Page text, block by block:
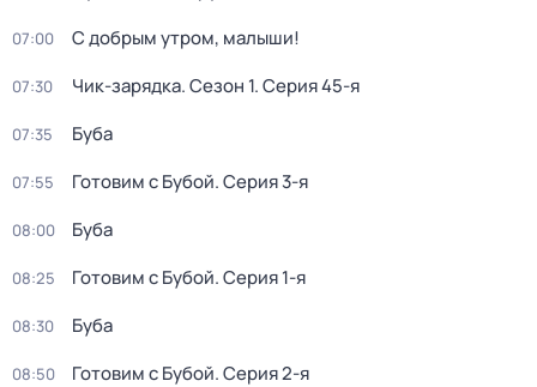
07:00 С добрым утром, малыши!
07:30 Чик-зарядка. Сезон 1. Серия 45-я
07:35 Буба
07:55 Готовим с Бубой. Серия 3-я
08:00 Буба
08:25 Готовим с Бубой. Серия 1-я
08:30 Буба
08:50 Готовим с Бубой. Серия 2-я